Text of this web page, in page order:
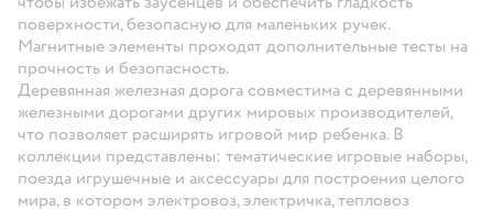
поверхности, безопасную для маленьких ручек.
Магнитные элементы проходят дополнительные тесты на
прочность и безопасность.
Деревянная железная дорога совместима с деревянными
железными дорогами других мировых производителей,
что позволяет расширять игровой мир ребенка. В
коллекции представлены: тематические игровые наборы,
поезда игрушечные и аксессуары для построения целого
мира, в котором электровоз, электричка, тепловоз